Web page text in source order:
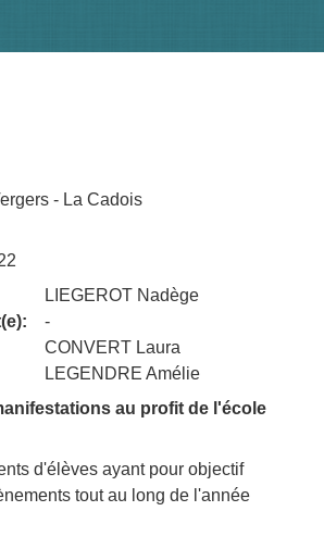
- La Cadois
LIEGEROT Nadège
-
CONVERT Laura
LEGENDRE Amélie
au profit de l'école
d'élèves ayant pour objectif
tout au long de l'année